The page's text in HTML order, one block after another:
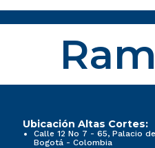
Ubicación Altas Cortes:
Calle 12 No 7 - 65, Palacio
Bogotá - Colombia